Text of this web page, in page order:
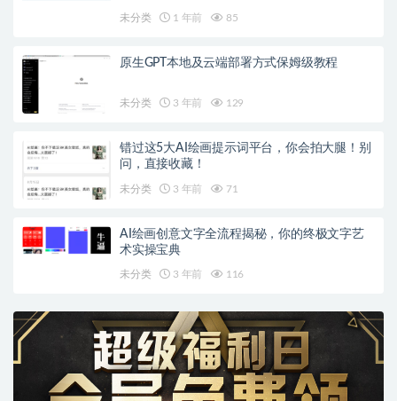
未分类 1 年前 85
原生GPT本地及云端部署方式保姆级教程
未分类 3 年前 129
错过这5大AI绘画提示词平台，你会拍大腿！别
问，直接收藏！
未分类 3 年前 71
AI绘画创意文字全流程揭秘，你的终极文字艺
术实操宝典
未分类 3 年前 116